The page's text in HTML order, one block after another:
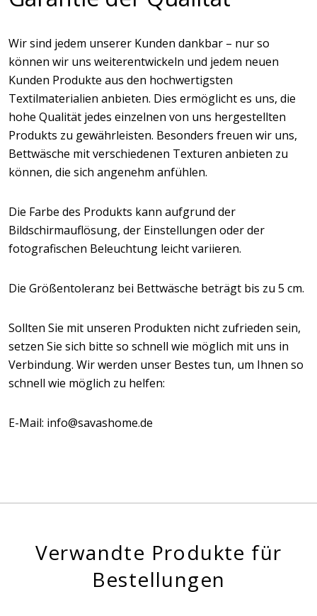
Wir sind jedem unserer Kunden dankbar – nur so
können wir uns weiterentwickeln und jedem neuen
Kunden Produkte aus den hochwertigsten
Textilmaterialien anbieten. Dies ermöglicht es uns, die
hohe Qualität jedes einzelnen von uns hergestellten
Produkts zu gewährleisten. Besonders freuen wir uns,
Bettwäsche mit verschiedenen Texturen anbieten zu
können, die sich angenehm anfühlen.
Die Farbe des Produkts kann aufgrund der
Bildschirmauflösung, der Einstellungen oder der
fotografischen Beleuchtung leicht variieren.
Die Größentoleranz bei Bettwäsche beträgt bis zu 5 cm.
Sollten Sie mit unseren Produkten nicht zufrieden sein,
setzen Sie sich bitte so schnell wie möglich mit uns in
Verbindung. Wir werden unser Bestes tun, um Ihnen so
schnell wie möglich zu helfen:
E-Mail: info@savashome.de
Verwandte Produkte für
Bestellungen